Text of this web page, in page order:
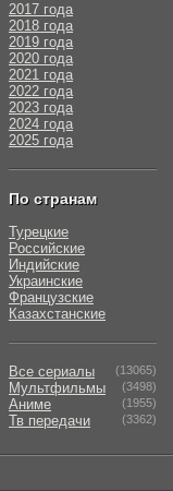
2017 года
2018 года
2019 года
2020 года
2021 года
2022 года
2023 года
2024 года
2025 года
По странам
Турецкие
Российские
Индийские
Украинские
Французские
Казахстанские
Все сериалы (13065)
Мультфильмы (3498)
Аниме (1955)
Тв передачи (3362)